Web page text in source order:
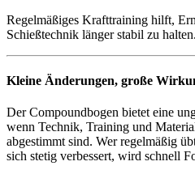
Regelmäßiges Krafttraining hilft,
Schießtechnik länger stabil zu halten.
Kleine Änderungen, große
Der Compoundbogen bietet eine
wenn Technik, Training und
abgestimmt sind. Wer regelmäßig
sich stetig verbessert, wird schnell